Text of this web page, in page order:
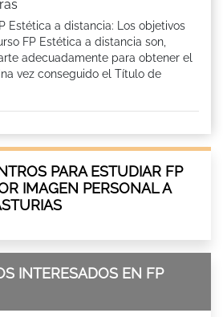
Estética a distancia: Los objetivos
FP Estética a distancia son,
adecuadamente para obtener el
vez conseguido el Título de
PARA ESTUDIAR FP
IMAGEN PERSONAL A
INTERESADOS EN FP